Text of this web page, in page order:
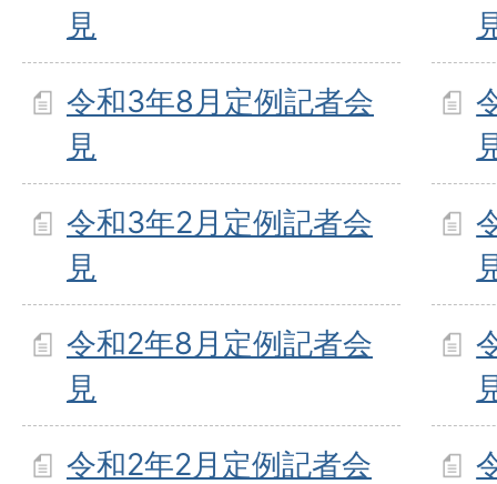
見
令和3年8月定例記者会
見
令和3年2月定例記者会
見
令和2年8月定例記者会
見
令和2年2月定例記者会